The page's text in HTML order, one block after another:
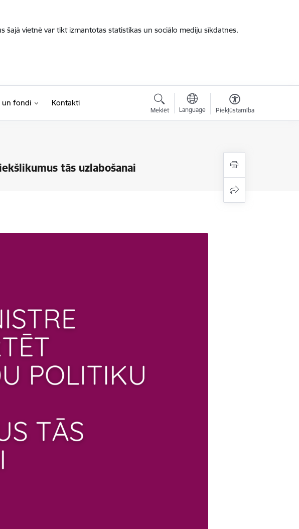
vietnē var tikt izmantotas statistikas un sociālo mediju sīkdatnes.
un fondi Kontakti
Meklēt Language Piekļūstamība
tās uzlabošanai